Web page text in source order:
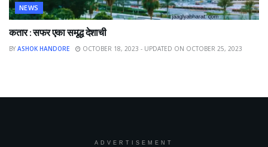
NEWS
कतार : सफर एका समृद्ध देशाची
BY ASHOK HANDORE OCTOBER 18, 2023 - UPDATED ON OCTOBER 25, 2023
ADVERTISEMENT